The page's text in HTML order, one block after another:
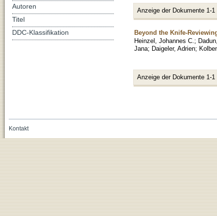
Anzeige der Dokumente 1-1
Beyond the Knife-
Heinzel, Johannes C. ;
Jana; Daigeler, Adrien;
Anzeige der Dokumente 1-1
Autoren
Titel
DDC-Klassifikation
Kontakt